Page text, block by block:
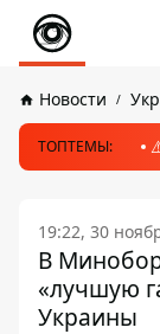
Новости
ТОПТЕМЫ:
19:22, 30
В
«лучшую
Украины